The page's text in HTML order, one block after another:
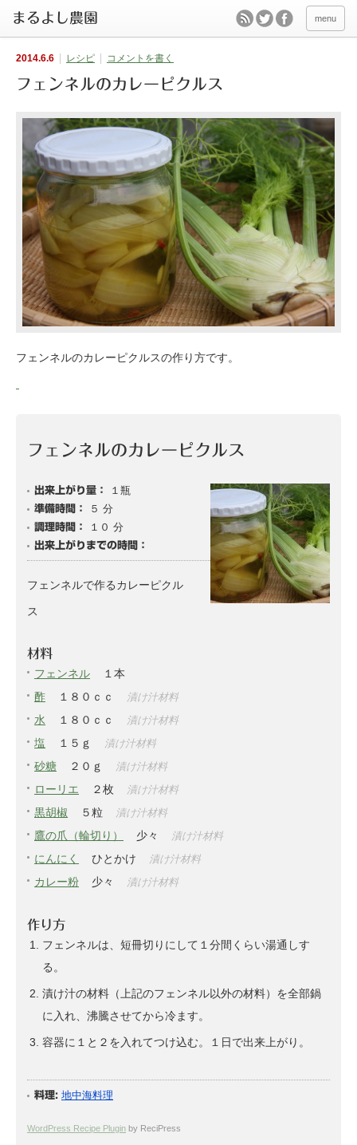
menu
2014.6.6 レシピ コメントを書く
フェンネルのカレーピクルス
フェンネルのカレーピクルスの作り方です。
フェンネルのカレーピクルス
出来上がり量： １瓶
準備時間： ５ 分
調理時間： １０ 分
出来上がりまでの時間：
フェンネルで作るカレーピクル
ス
材料
フェンネル
１本
酢
１８０ｃｃ 漬け汁材料
水 １８０ｃｃ 漬け汁材料
塩 １５ｇ 漬け汁材料
砂糖 ２０ｇ 漬け汁材料
ローリエ ２枚 漬け汁材料
黒胡椒 ５粒 漬け汁材料
鷹の爪（輪切り） 少々 漬け汁材料
にんにく ひとかけ 漬け汁材料
カレー粉 少々 漬け汁材料
作り方
フェンネルは、短冊切りにして１分間くらい湯通しす
る。
漬け汁の材料（上記のフェンネル以外の材料）を全部鍋
に入れ、沸騰させてから冷ます。
容器に１と２を入れてつけ込む。１日で出来上がり。
料理: 地中海料理
WordPress Recipe Plugin by ReciPress